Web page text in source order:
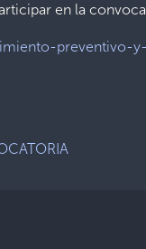
en la
preventivo-